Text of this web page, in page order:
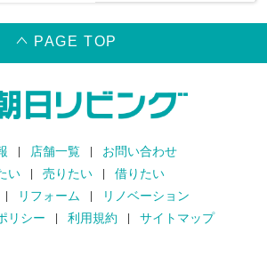
PAGE TOP
店舗一覧
お問い合わせ
い
売りたい
借りたい
リフォーム
リノベーション
リシー
利用規約 サイトマップ